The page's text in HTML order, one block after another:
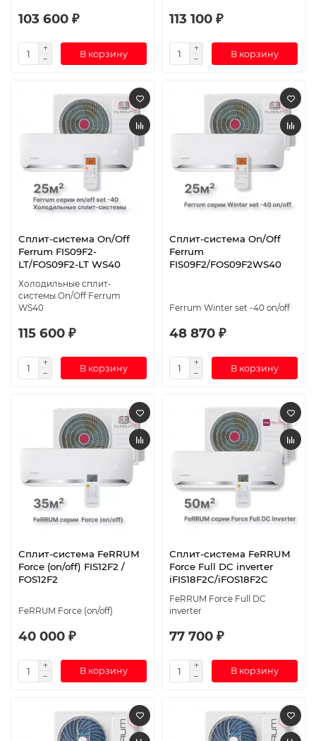
103 600 ₽
В корзину
113 100 ₽
В корзину
Сплит-система On/Off
Ferrum FIS09F2-
LT/FOS09F2-LT WS40
Холодильные сплит-
системы On/Off Ferrum
WS40
115 600 ₽
В корзину
Сплит-система On/Off
Ferrum
FIS09F2/FOS09F2WS40
Ferrum Winter set -40 on/off
48 870 ₽
В корзину
Сплит-система FeRRUM
Force (on/off) FIS12F2 /
FOS12F2
FeRRUM Force (on/off)
40 000 ₽
В корзину
Сплит-система FeRRUM
Force Full DC inverter
iFIS18F2С/iFOS18F2С
FeRRUM Force Full DC
inverter
77 700 ₽
В корзину